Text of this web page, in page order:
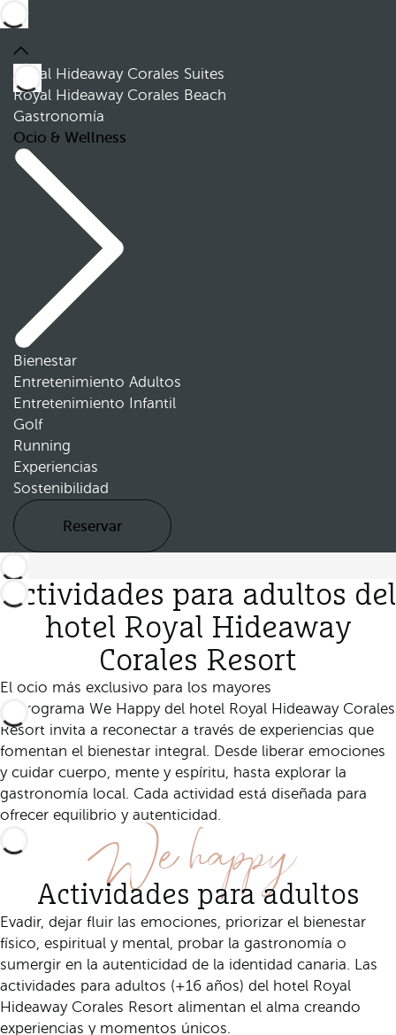
Royal Hideaway Corales Suites
Royal Hideaway Corales Beach
Gastronomía
Ocio & Wellness
Bienestar
Entretenimiento Adultos
Entretenimiento Infantil
Golf
Running
Experiencias
Sostenibilidad
Reservar
Actividades para adultos del
hotel Royal Hideaway
Corales Resort
El ocio más exclusivo para los mayores
El programa We Happy del hotel Royal Hideaway Corales
Resort invita a reconectar a través de experiencias que
fomentan el bienestar integral. Desde liberar emociones
y cuidar cuerpo, mente y espíritu, hasta explorar la
gastronomía local. Cada actividad está diseñada para
ofrecer equilibrio y autenticidad.
We happy
Actividades para adultos
Evadir, dejar fluir las emociones, priorizar el bienestar
físico, espiritual y mental, probar la gastronomía o
sumergir en la autenticidad de la identidad canaria. Las
actividades para adultos (+16 años) del hotel Royal
Hideaway Corales Resort alimentan el alma creando
experiencias y momentos únicos.